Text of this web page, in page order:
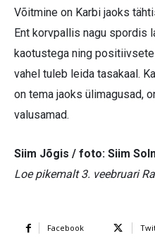
Võitmine on Karbi jaoks
Ent korvpallis nagu spordis
kaotustega ning
vahel tuleb leida tasakaal.
on tema jaoks ülimagusad,
valusamad.
Siim Jõgis / foto: Siim
Loe pikemalt 3. veebruari
Facebook